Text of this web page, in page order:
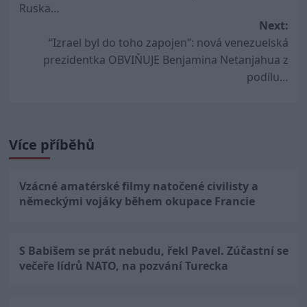
Ruska…
Next:
“Izrael byl do toho zapojen”: nová venezuelská
prezidentka OBVIŇUJE Benjamina Netanjahua z
podílu…
Více příběhů
Vzácné amatérské filmy natočené civilisty a
německými vojáky během okupace Francie
S Babišem se prát nebudu, řekl Pavel. Zúčastní se
večeře lídrů NATO, na pozvání Turecka